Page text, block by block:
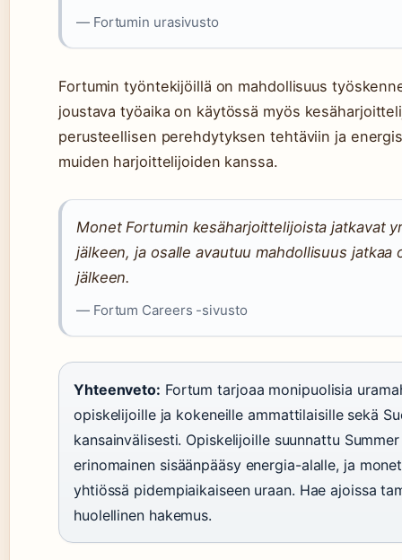
— Fortumin urasivusto
Fortumin työntekijöillä on mahdollisuus
joustava työaika on käytössä myös
perusteellisen perehdytyksen tehtäviin ja
muiden harjoittelijoiden kanssa.
Monet Fortumin kesäharjoittelijoista jatkavat
jälkeen, ja osalle avautuu mahdollisuus jatkaa
jälkeen.
— Fortum Careers -sivusto
Yhteenveto: Fortum tarjoaa monipuolisia
opiskelijoille ja kokeneille ammattilaisille sekä
kansainvälisesti. Opiskelijoille suunnattu
erinomainen sisäänpääsy energia-alalle, ja
yhtiössä pidempiaikaiseen uraan. Hae ajoissa
huolellinen hakemus.